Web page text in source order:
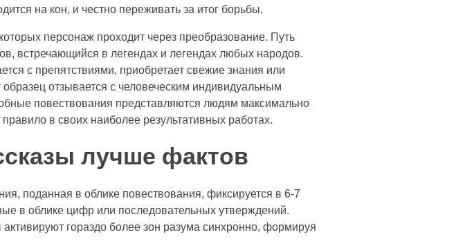
на кон, и честно переживать за итог борьбы.
персонаж проходит через преобразование. Путь
встречающийся в легендах и легендах любых народов.
с препятствиями, приобретает свежие знания или
отзывается с человеческим индивидуальным
повествования представляются людям максимально
в своих наиболее результативных работах.
лучше фактов
поданная в облике повествования, фиксируется в 6-7
в облике цифр или последовательных утверждений.
активируют гораздо более зон разума синхронно, формируя